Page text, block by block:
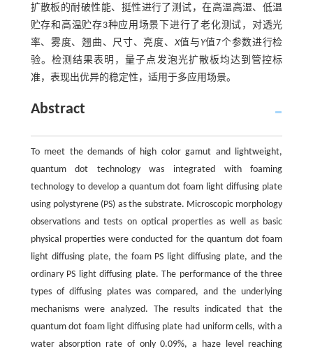
扩散板的耐破性能、挺性进行了测试，在高温高湿、低温
贮存和高温贮存3种应用场景下进行了老化测试，对透光
率、雾度、翘曲、尺寸、亮度、X值与 Y值7个参数进行检
验。检测结果表明，量子点发泡光扩散板均达到管控标
准，表现出优异的稳定性，适用于多应用场景。
Abstract
To meet the demands of high color gamut and lightweight,
quantum dot technology was integrated with foaming
technology to develop a quantum dot foam light diffusing plate
using polystyrene (PS) as the substrate. Microscopic morphology
observations and tests on optical properties as well as basic
physical properties were conducted for the quantum dot foam
light diffusing plate, the foam PS light diffusing plate, and the
ordinary PS light diffusing plate. The performance of the three
types of diffusing plates was compared, and the underlying
mechanisms were analyzed. The results indicated that the
quantum dot foam light diffusing plate had uniform cells, with a
water absorption rate of only 0.09%, a haze level reaching